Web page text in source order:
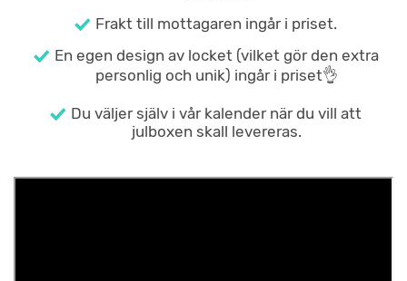
Frakt till mottagaren ingår i priset.
En egen design av locket (vilket gör den extra
personlig och unik) ingår i priset👌
Du väljer själv i vår kalender när du vill att
julboxen skall levereras.